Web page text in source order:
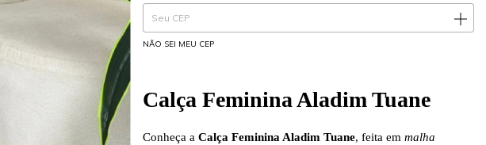
Entregas para o CEP: ALTERAR CEP
NÃO SEI MEU CEP
Calça Feminina Aladim Tuane
Conheça a Calça Feminina Aladim Tuane, feita em malha